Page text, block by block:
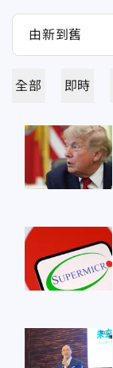
全部 即時